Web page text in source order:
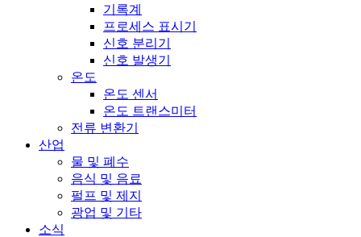
기록계
프로세스 표시기
신호 분리기
신호 발생기
온도
온도 센서
온도 트랜스미터
전류 변환기
산업
물 및 폐수
음식 및 음료
펄프 및 제지
광업 및 기타
소식